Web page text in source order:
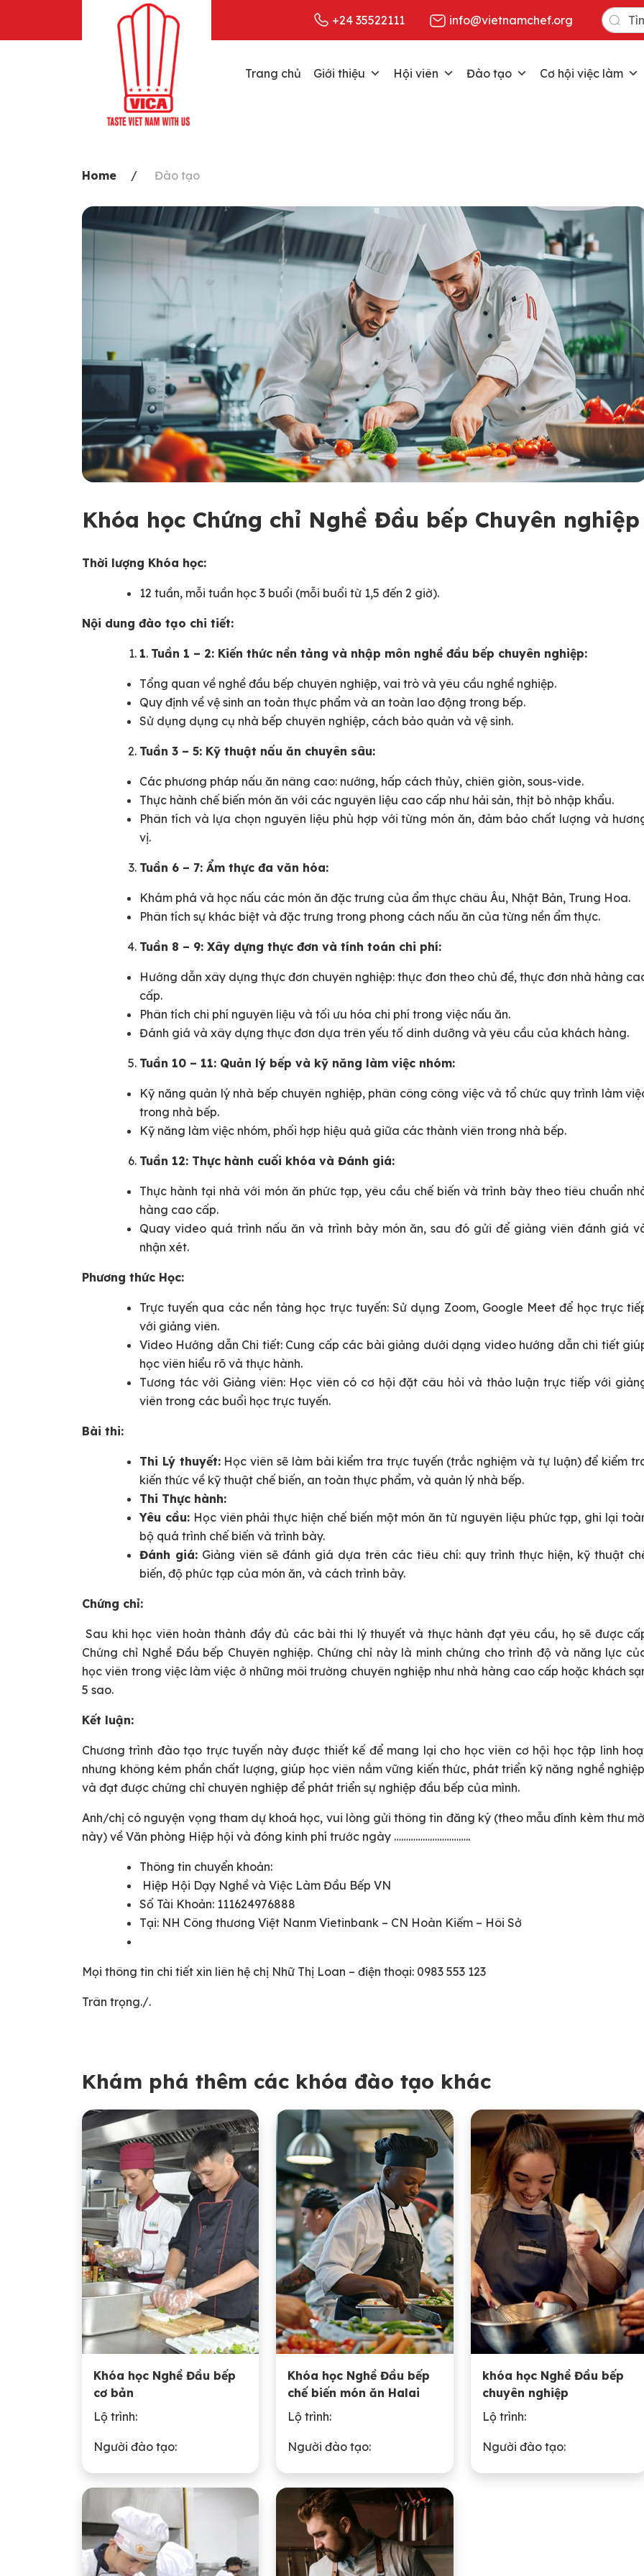
+24 35522111 info@vietnamchef.org
Search
for:
Trang chủ Giới thiệu Hội viên Đào tạo Cơ hội việc làm
Home Đào tạo
Khóa học Chứng chỉ Nghề Đầu bếp Chuyên nghiệp
Thời lượng Khóa học:
12 tuần, mỗi tuần học 3 buổi (mỗi buổi từ 1,5 đến 2 giờ).
Nội dung đào tạo chi tiết:
1. Tuần 1 – 2: Kiến thức nền tảng và nhập môn nghề đầu bếp chuyên nghiệp:
Tổng quan về nghề đầu bếp chuyên nghiệp, vai trò và yêu cầu nghề nghiệp.
Quy định về vệ sinh an toàn thực phẩm và an toàn lao động trong bếp.
Sử dụng dụng cụ nhà bếp chuyên nghiệp, cách bảo quản và vệ sinh.
Tuần 3 – 5: Kỹ thuật nấu ăn chuyên sâu:
Các phương pháp nấu ăn nâng cao: nướng, hấp cách thủy, chiên giòn, sous-vide.
Thực hành chế biến món ăn với các nguyên liệu cao cấp như hải sản, thịt bò nhập khẩu.
Phân tích và lựa chọn nguyên liệu phù hợp với từng món ăn, đảm bảo chất lượng và
vị.
Tuần 6 – 7: Ẩm thực đa văn hóa:
Khám phá và học nấu các món ăn đặc trưng của ẩm thực châu Âu, Nhật Bản, Trung Hoa.
Phân tích sự khác biệt và đặc trưng trong phong cách nấu ăn của từng nền ẩm thực.
Tuần 8 – 9: Xây dựng thực đơn và tính toán chi phí:
Hướng dẫn xây dựng thực đơn chuyên nghiệp: thực đơn theo chủ đề, thực đơn nhà hàng
cấp.
Phân tích chi phí nguyên liệu và tối ưu hóa chi phí trong việc nấu ăn.
Đánh giá và xây dựng thực đơn dựa trên yếu tố dinh dưỡng và yêu cầu của khách hàng.
Tuần 10 – 11: Quản lý bếp và kỹ năng làm việc nhóm:
Kỹ năng quản lý nhà bếp chuyên nghiệp, phân công công việc và tổ chức quy trình làm
trong nhà bếp.
Kỹ năng làm việc nhóm, phối hợp hiệu quả giữa các thành viên trong nhà bếp.
Tuần 12: Thực hành cuối khóa và Đánh giá:
Thực hành tại nhà với món ăn phức tạp, yêu cầu chế biến và trình bày theo tiêu chuẩn
hàng cao cấp.
Quay video quá trình nấu ăn và trình bày món ăn, sau đó gửi để giảng viên đánh giá
nhận xét.
Phương thức Học:
Trực tuyến qua các nền tảng học trực tuyến: Sử dụng Zoom, Google Meet để học trực
với giảng viên.
Video Hướng dẫn Chi tiết: Cung cấp các bài giảng dưới dạng video hướng dẫn chi tiết
học viên hiểu rõ và thực hành.
Tương tác với Giảng viên: Học viên có cơ hội đặt câu hỏi và thảo luận trực tiếp với
viên trong các buổi học trực tuyến.
Bài thi:
Thi Lý thuyết:Học viên sẽ làm bài kiểm tra trực tuyến (trắc nghiệm và tự luận) để kiểm
kiến thức về kỹ thuật chế biến, an toàn thực phẩm, và quản lý nhà bếp.
Thi Thực hành:
Yêu cầu:Học viên phải thực hiện chế biến một món ăn từ nguyên liệu phức tạp, ghi lại
bộ quá trình chế biến và trình bày.
Đánh giá: Giảng viên sẽ đánh giá dựa trên các tiêu chí: quy trình thực hiện, kỹ thuật
biến, độ phức tạp của món ăn, và cách trình bày.
Chứng chỉ:
Sau khi học viên hoàn thành đầy đủ các bài thi lý thuyết và thực hành đạt yêu cầu, họ sẽ được
Chứng chỉ Nghề Đầu bếp Chuyên nghiệp. Chứng chỉ này là minh chứng cho trình độ và năng lực
học viên trong việc làm việc ở những môi trường chuyên nghiệp như nhà hàng cao cấp hoặc khách
5 sao.
Kết luận:
Chương trình đào tạo trực tuyến này được thiết kế để mang lại cho học viên cơ hội học tập linh
nhưng không kém phần chất lượng, giúp học viên nắm vững kiến thức, phát triển kỹ năng nghề
và đạt được chứng chỉ chuyên nghiệp để phát triển sự nghiệp đầu bếp của mình.
Anh/chị có nguyện vọng tham dự khoá học, vui lòng gửi thông tin đăng ký (theo mẫu đính kèm thư
này) về Văn phòng Hiệp hội và đóng kinh phí trước ngày …………………………..
Thông tin chuyển khoản:
Hiệp Hội Dạy Nghề và Việc Làm Đầu Bếp VN
Số Tài Khoản: 111624976888
Tại: NH Công thương Việt Nanm Vietinbank – CN Hoàn Kiếm – Hôi Sở
Mọi thông tin chi tiết xin liên hệ chị Nhữ Thị Loan – điện thoại: 0983 553 123
Trân trọng./.
Khám phá thêm các khóa đào tạo khác
Khóa học Nghề Đầu bếp
cơ bản
Lộ trình:
Người đào tạo:
Khóa học Nghề Đầu bếp
chế biến món ăn Halai
Lộ trình:
Người đào tạo:
khóa học Nghề Đầu bếp
chuyên nghiệp
Lộ trình:
Người đào tạo: